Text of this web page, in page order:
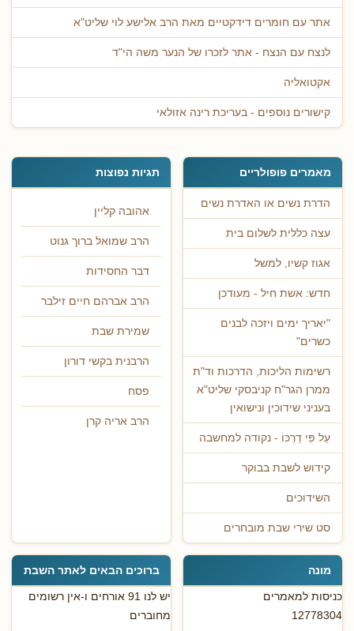
אתר עם חומרים דידקטיים מאת הרב אלישע לוי שליט"א
לנצח עם הנצח - אתר לזכרו של הנער משה הי"ד
אקטואליה
קישורים נוספים - בעריכת רינה אזולאי
מאמרים פופולריים
הדרת נשים או האדרת נשים
עצה כללית לשלום בית
אגוז קשיו, למשל
חדש: אשת חיל - מעודכן
"יאריך ימים ויזכה לבנים
כשרים"
רשימות הליכות, הדרכות וד"ת
ממרן הגר"ח קניבסקי שליט"א
בעניני שידוכין ונישואין
עַל פִּי דַרְכּוֹ - נקודה למחשבה
קידוש לשבת בבוקר
השידוכים
סט שירי שבת מובחרים
תגיות נפוצות
אהובה קליין
הרב שמואל ברוך גנוט
דבר החסידות
הרב אברהם חיים זילבר
שמירת שבת
הרבנית בקשי דורון
פסח
הרב אריה קרן
מונה
כניסות למאמרים
12778304
ברוכים הבאים לאתר השבת
יש לנו 91 אורחים ו-אין רשומים
מחוברים